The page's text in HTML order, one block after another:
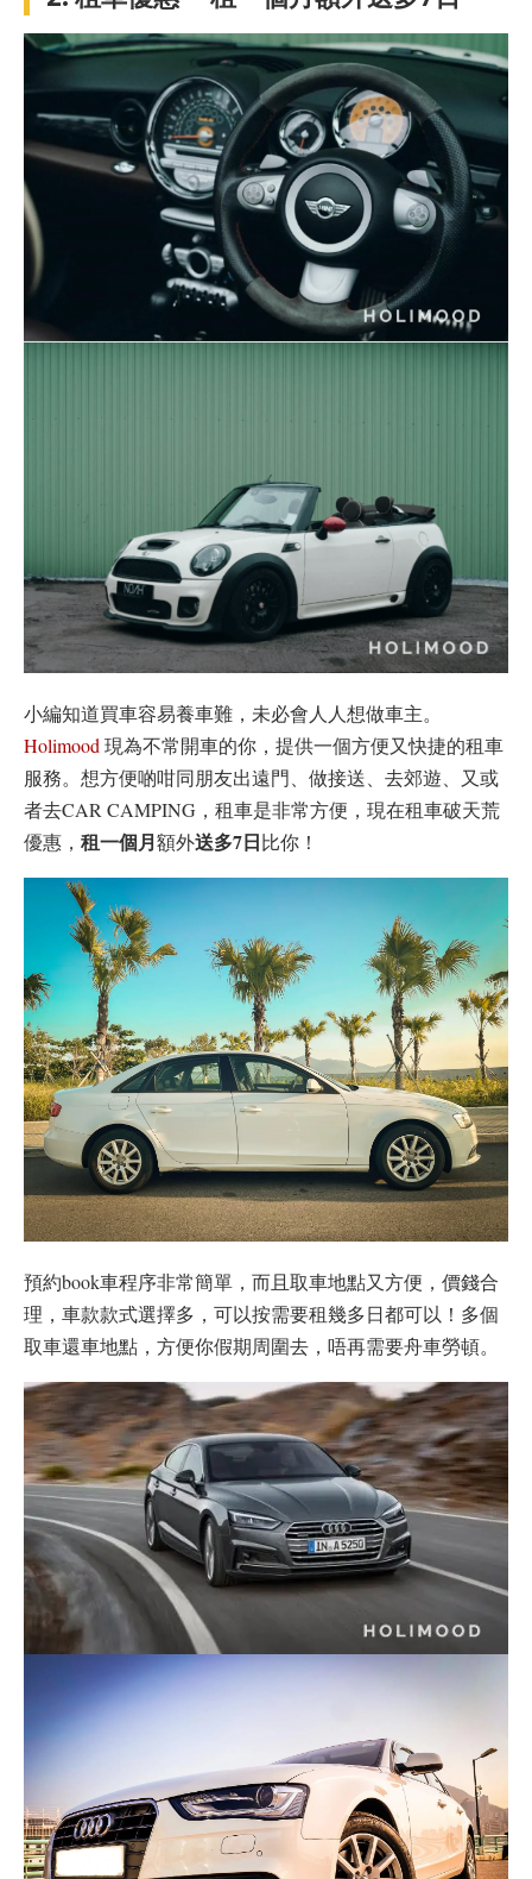
小編知道買車容易養車難，未必會人人想做車主。
Holimood 現為不常開車的你，提供一個方便又快捷的租車
服務。想方便啲咁同朋友出遠門、做接送、去郊遊、又或
者去CAR CAMPING，租車是非常方便，現在租車破天荒
優惠， 租一個月額外送多7日比你！
預約book車程序非常簡單，而且取車地點又方便，價錢合
理，車款款式選擇多，可以按需要租幾多日都可以！多個
取車還車地點，方便你假期周圍去，唔再需要舟車勞頓。